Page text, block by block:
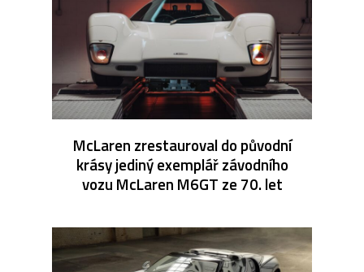
McLaren zrestauroval do původní
krásy jediný exemplář závodního
vozu McLaren M6GT ze 70. let